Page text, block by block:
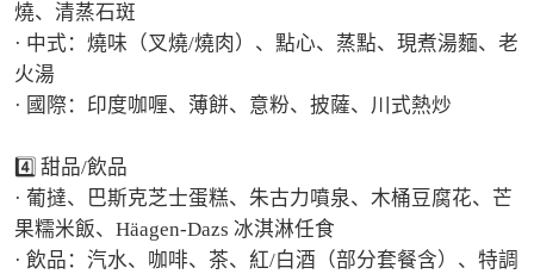
燒、清蒸石斑
· 中式：燒味（叉燒/燒肉）、點心、蒸點、現煮湯麵、老
火湯
· 國際：印度咖喱、薄餅、意粉、披薩、川式熱炒
4️⃣ 甜品/飲品
· 葡撻、巴斯克芝士蛋糕、朱古力噴泉、木桶豆腐花、芒
果糯米飯、Häagen-Dazs 冰淇淋任食
· 飲品：汽水、咖啡、茶、紅/白酒（部分套餐含）、特調